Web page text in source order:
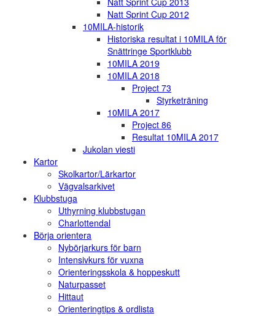
Natt Sprint Cup 2012
10MILA-historik
Historiska resultat i 10MILA för
Snättringe Sportklubb
10MILA 2019
10MILA 2018
Project 73
Styrketräning
10MILA 2017
Project 86
Resultat 10MILA 2017
Jukolan viesti
Kartor
Skolkartor/Lärkartor
Vägvalsarkivet
Klubbstuga
Uthyrning klubbstugan
Charlottendal
Börja orientera
Nybörjarkurs för barn
Intensivkurs för vuxna
Orienteringsskola & hoppeskutt
Naturpasset
Hittaut
Orienteringtips & ordlista